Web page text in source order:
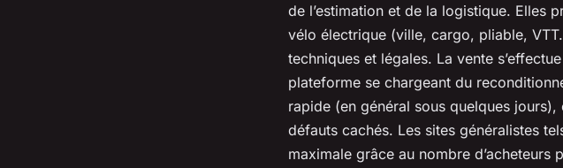
de l’estimation et de la logistique. Elles
vélo électrique (ville, cargo, pliable,
techniques et légales. La vente
plateforme se chargeant du
rapide (en général sous quelques
défauts cachés. Les sites généralistes
maximale grâce au nombre